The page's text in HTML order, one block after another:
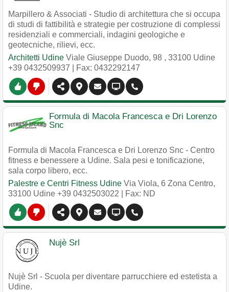
Marpillero & Associati - Studio di architettura che si occupa
di studi di fattibilità e strategie per costruzione di complessi
residenziali e commerciali, indagini geologiche e
geotecniche, rilievi, ecc.
Architetti Udine Viale Giuseppe Duodo, 98 , 33100 Udine
+39 0432509937 | Fax: 0432292147
Formula di Macola Francesca e Dri Lorenzo
Snc
Formula di Macola Francesca e Dri Lorenzo Snc - Centro
fitness e benessere a Udine. Sala pesi e tonificazione,
sala corpo libero, ecc.
Palestre e Centri Fitness Udine Via Viola, 6 Zona Centro,
33100 Udine +39 0432503022 | Fax: ND
Nujè Srl
Nujè Srl - Scuola per diventare parrucchiere ed estetista a
Udine.